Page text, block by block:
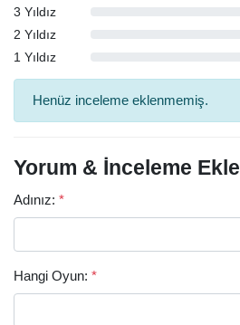
3 Yıldız
2 Yıldız
1 Yıldız
Henüz inceleme eklenmemiş.
Yorum & İnceleme Ekle
Adınız: *
Hangi Oyun: *